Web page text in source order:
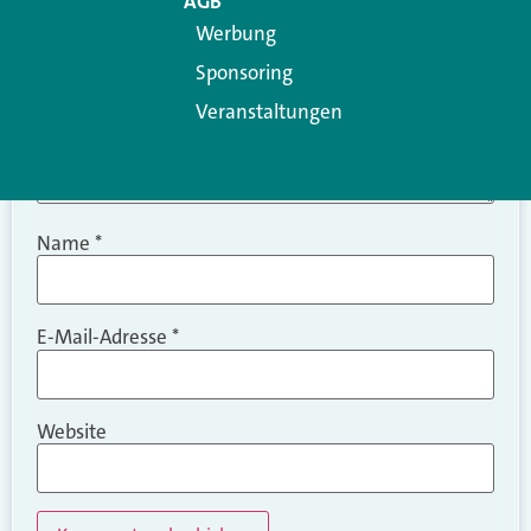
Name *
E-Mail-Adresse *
Website
Werbung
Sponsoring
Veranstaltungen